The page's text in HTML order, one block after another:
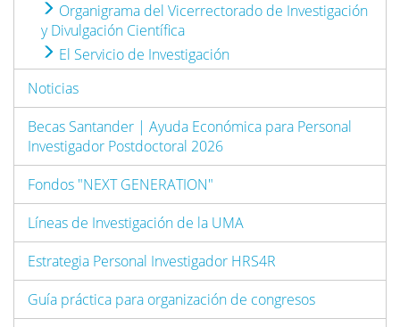
Organigrama del Vicerrectorado de Investigación
y Divulgación Científica
El Servicio de Investigación
Noticias
Becas Santander | Ayuda Económica para Personal
Investigador Postdoctoral 2026
Fondos "NEXT GENERATION"
Líneas de Investigación de la UMA
Estrategia Personal Investigador HRS4R
Guía práctica para organización de congresos